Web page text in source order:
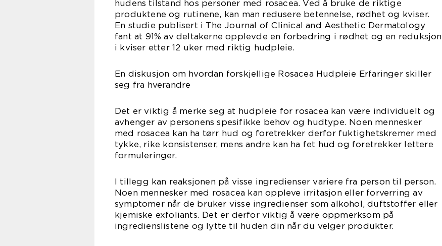
hudens tilstand hos personer med rosacea. Ved å bruke de riktige
produktene og rutinene, kan man redusere betennelse, rødhet og kviser.
En studie publisert i The Journal of Clinical and Aesthetic Dermatology
fant at 91% av deltakerne opplevde en forbedring i rødhet og en reduksjon
i kviser etter 12 uker med riktig hudpleie.
En diskusjon om hvordan forskjellige Rosacea Hudpleie Erfaringer skiller
seg fra hverandre
Det er viktig å merke seg at hudpleie for rosacea kan være individuelt og
avhenger av personens spesifikke behov og hudtype. Noen mennesker
med rosacea kan ha tørr hud og foretrekker derfor fuktighetskremer med
tykke, rike konsistenser, mens andre kan ha fet hud og foretrekker lettere
formuleringer.
I tillegg kan reaksjonen på visse ingredienser variere fra person til person.
Noen mennesker med rosacea kan oppleve irritasjon eller forverring av
symptomer når de bruker visse ingredienser som alkohol, duftstoffer eller
kjemiske exfoliants. Det er derfor viktig å være oppmerksom på
ingredienslistene og lytte til huden din når du velger produkter.